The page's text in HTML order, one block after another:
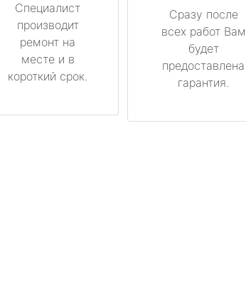
Специалист
производит
ремонт на
месте и в
короткий срок.
Сразу после
всех работ Вам
будет
предоставлена
гарантия.